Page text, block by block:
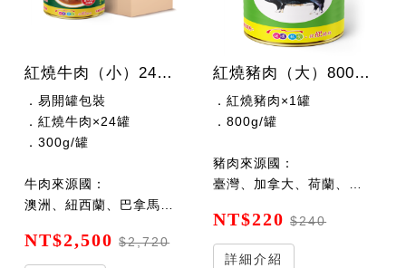
紅燒牛肉（小）24罐x300公克/罐
．易開罐包裝
．紅燒牛肉×24罐
．300g/罐
牛肉來源國：
澳洲、紐西蘭、巴拿馬、巴拉圭
NT$2,500 $2,720
紅燒豬肉（大）800公克/罐
．紅燒豬肉×1罐
．800g/罐
豬肉來源國：
臺灣、加拿大、荷蘭、西班牙、丹麥
NT$220 $240
詳細介紹